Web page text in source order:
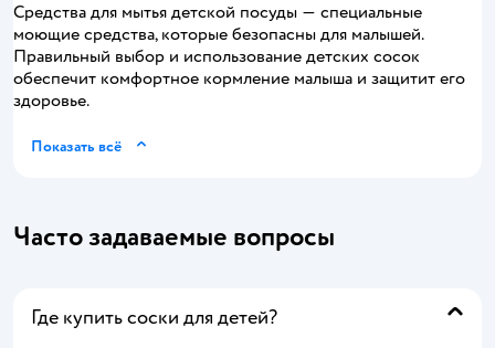
Средства для мытья детской посуды ― специальные
моющие средства, которые безопасны для малышей.
Правильный выбор и использование детских сосок
обеспечит комфортное кормление малыша и защитит его
здоровье.
Показать всё
Часто задаваемые вопросы
Где купить соски для детей?